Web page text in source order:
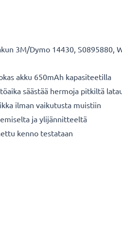
3M/Dymo 14430, S0895880,
akku 650mAh kapasiteetilla
säästää hermoja pitkiltä
ilman vaikutusta muistiin
ja ylijännitteeltä
kenno testataan